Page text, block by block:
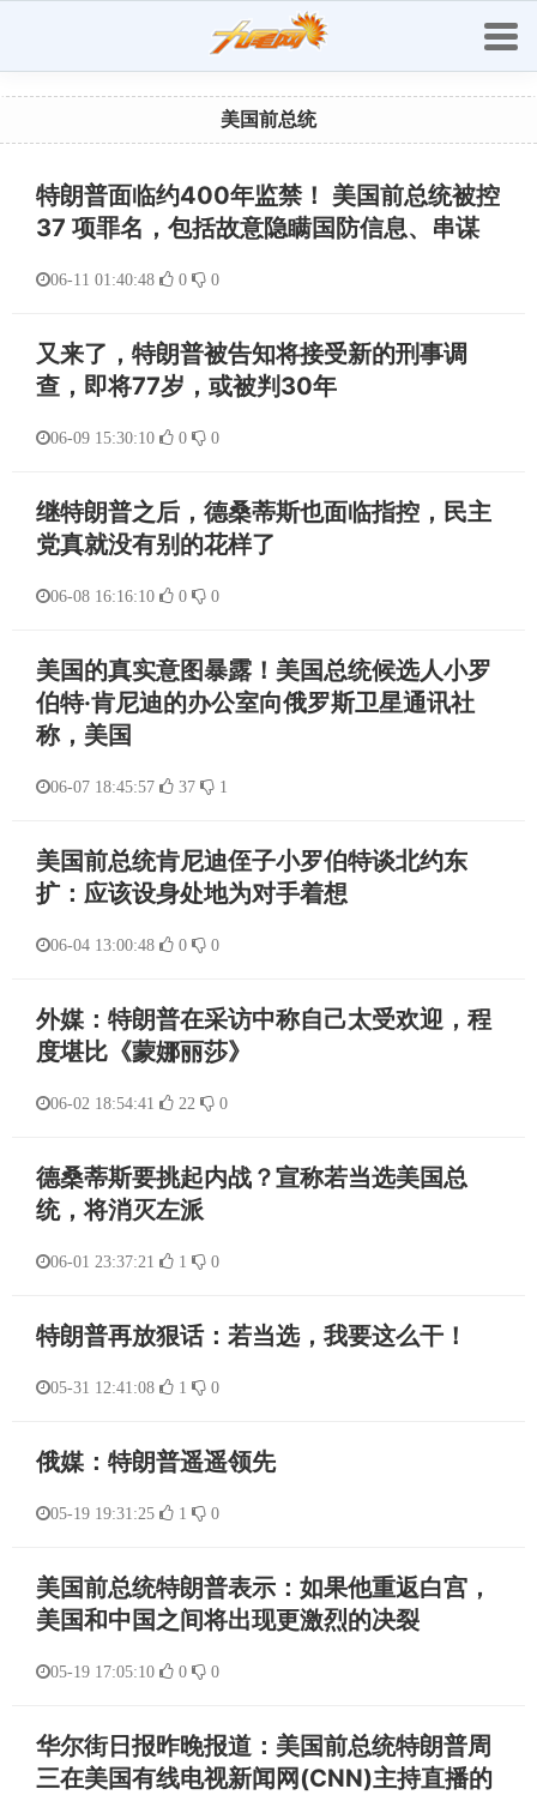
美国前总统
特朗普面临约400年监禁！ 美国前总统被控
37 项罪名，包括故意隐瞒国防信息、串谋
06-11 01:40:48 0 0
又来了，特朗普被告知将接受新的刑事调
查，即将77岁，或被判30年
06-09 15:30:10 0 0
继特朗普之后，德桑蒂斯也面临指控，民主
党真就没有别的花样了
06-08 16:16:10 0 0
美国的真实意图暴露！美国总统候选人小罗
伯特·肯尼迪的办公室向俄罗斯卫星通讯社
称，美国
06-07 18:45:57 37 1
美国前总统肯尼迪侄子小罗伯特谈北约东
扩：应该设身处地为对手着想
06-04 13:00:48 0 0
外媒：特朗普在采访中称自己太受欢迎，程
度堪比《蒙娜丽莎》
06-02 18:54:41 22 0
德桑蒂斯要挑起内战？宣称若当选美国总
统，将消灭左派
06-01 23:37:21 1 0
特朗普再放狠话：若当选，我要这么干！
05-31 12:41:08 1 0
俄媒：特朗普遥遥领先
05-19 19:31:25 1 0
美国前总统特朗普表示：如果他重返白宫，
美国和中国之间将出现更激烈的决裂
05-19 17:05:10 0 0
华尔街日报昨晚报道：美国前总统特朗普周
三在美国有线电视新闻网(CNN)主持直播的